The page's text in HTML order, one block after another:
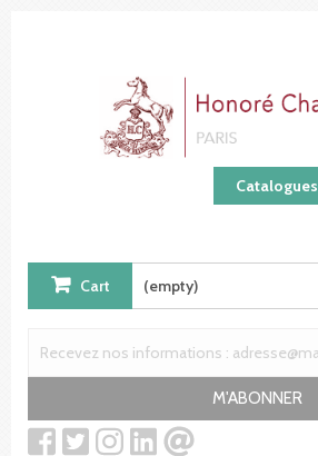
Catalogues
Cart (empty)
M'ABONNER